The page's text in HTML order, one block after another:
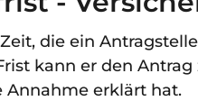
die ein
kann er den
Annahme erklärt hat.